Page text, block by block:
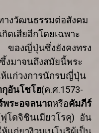
างวัฒนธรรมต่อสังคม
ดเสียอีกโดยเฉพาะ
ของญี่ปุ่นซึ่งยังคงทรง
งมาจนถึงสมัยนี้พระ
แก่วงการนักรบญี่ปุ่น
อันโชโฮ(ค.ศ.1573-
พระอจลนาถหรือคัมภีร์
ฟุโดจิชินเมียวโรคุ) อัน